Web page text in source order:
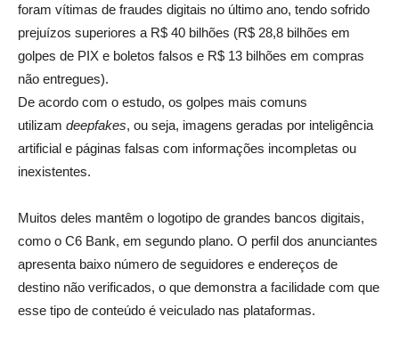
foram vítimas de fraudes digitais no último ano, tendo sofrido
prejuízos superiores a R$ 40 bilhões (R$ 28,8 bilhões em
golpes de PIX e boletos falsos e R$ 13 bilhões em compras
não entregues).
De acordo com o estudo, os golpes mais comuns
utilizam deepfakes, ou seja, imagens geradas por inteligência
artificial e páginas falsas com informações incompletas ou
inexistentes.
Muitos deles mantêm o logotipo de grandes bancos digitais,
como o C6 Bank, em segundo plano. O perfil dos anunciantes
apresenta baixo número de seguidores e endereços de
destino não verificados, o que demonstra a facilidade com que
esse tipo de conteúdo é veiculado nas plataformas.